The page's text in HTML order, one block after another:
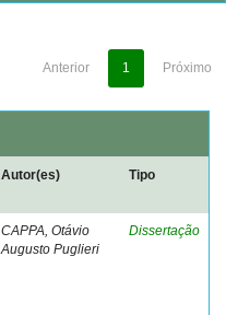
Anterior 1 Próximo
Autor(es) Tipo
CAPPA, Otávio
Augusto Puglieri
Dissertação